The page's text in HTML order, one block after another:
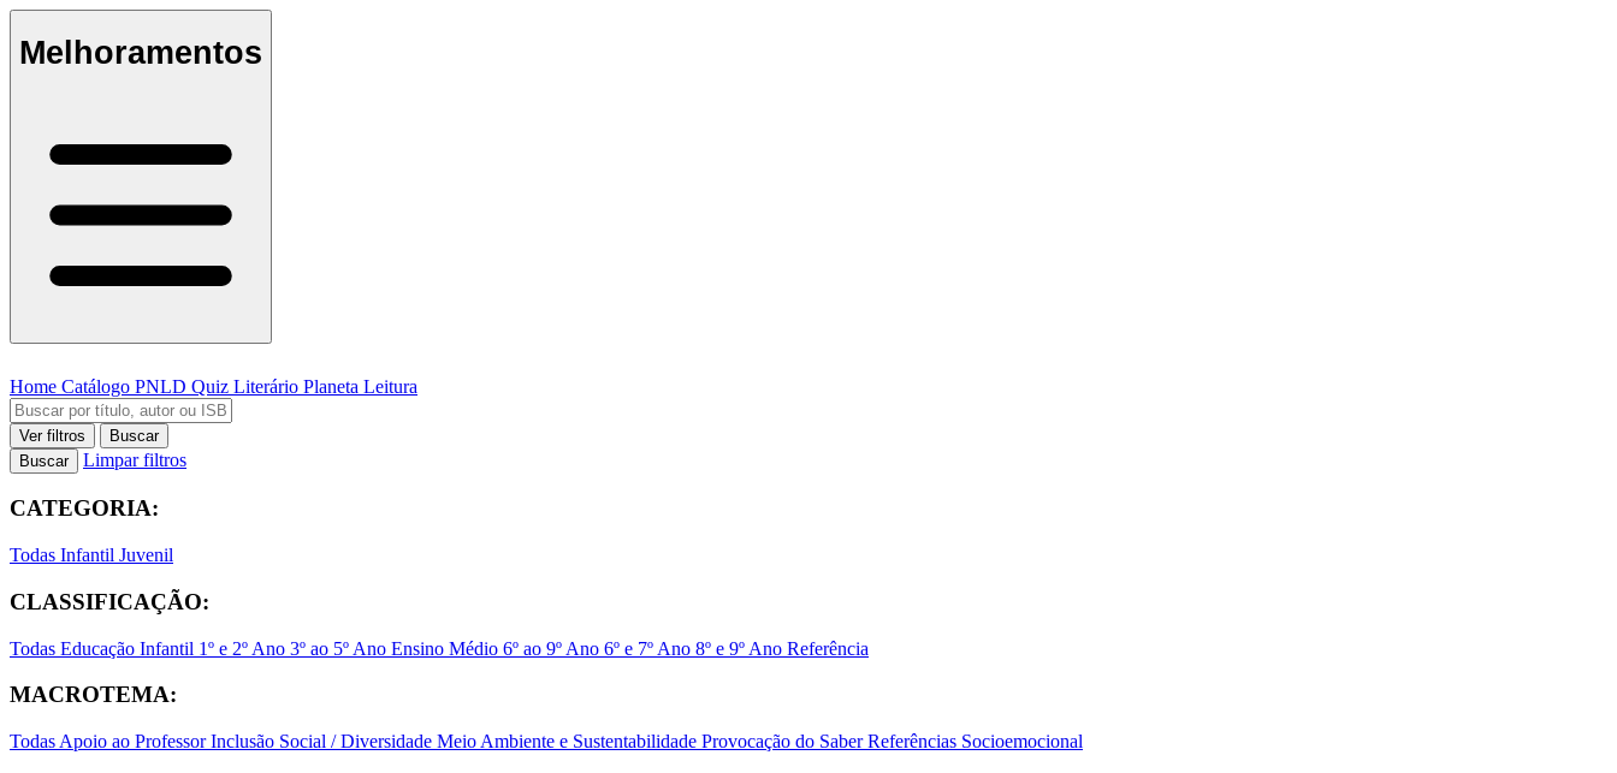
Melhoramentos
Home Catálogo PNLD Quiz Literário Planeta Leitura
Ver filtros
Buscar
Buscar
Limpar filtros
CATEGORIA:
Todas Infantil Juvenil
CLASSIFICAÇÃO:
Todas Educação Infantil 1º e 2º Ano 3º ao 5º Ano Ensino Médio 6º ao 9º Ano 6º e 7º Ano 8º e 9º Ano Referência
MACROTEMA:
Todas Apoio ao ProfessorInclusão Social / Diversidade Meio Ambiente e Sustentabilidade Provocação do SaberReferências Socioemocional